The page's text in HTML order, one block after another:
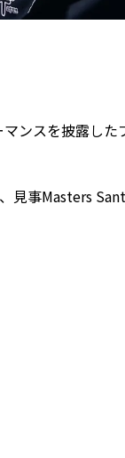
ンスを披露し
見事Masters